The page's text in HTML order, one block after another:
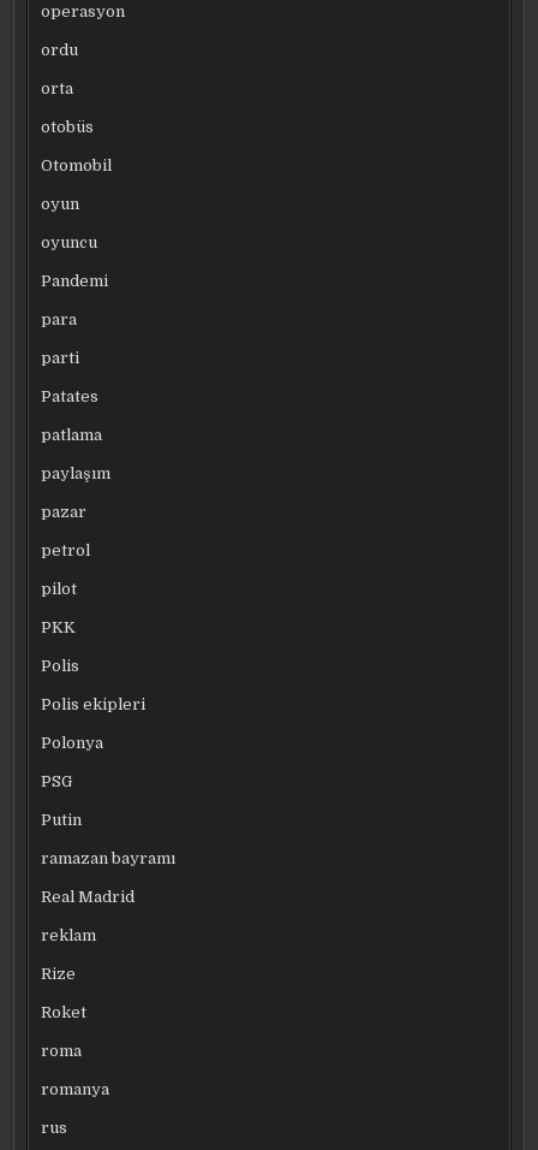
operasyon
ordu
orta
otobüs
Otomobil
oyun
oyuncu
Pandemi
para
parti
Patates
patlama
paylaşım
pazar
petrol
pilot
PKK
Polis
Polis ekipleri
Polonya
PSG
Putin
ramazan bayramı
Real Madrid
reklam
Rize
Roket
roma
romanya
rus